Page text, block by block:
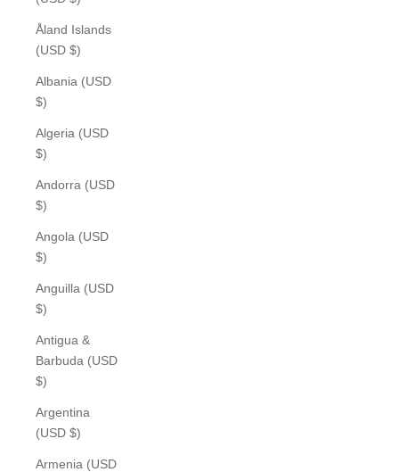
Åland Islands
(USD $)
Albania (USD
$)
Algeria (USD
$)
Andorra (USD
$)
Angola (USD
$)
Anguilla (USD
$)
Antigua &
Barbuda (USD
$)
Argentina
(USD $)
Armenia (USD